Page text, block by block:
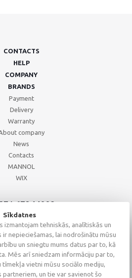
CONTACTS
HELP
COMPANY
BRANDS
Payment
Delivery
Warranty
company
News
Contacts
MANNOL
WIX
67244008
67271055
26002793
Sīkdatnes
tehniskās, analītiskās un
nepieciešamas, lai nodrošinātu mūsu
un sniegtu mums datus par to, kā
Mēs arī sniedzam informāciju par to,
vietni mūsu sociālo mediju,
partneriem, un tie var savienot šo